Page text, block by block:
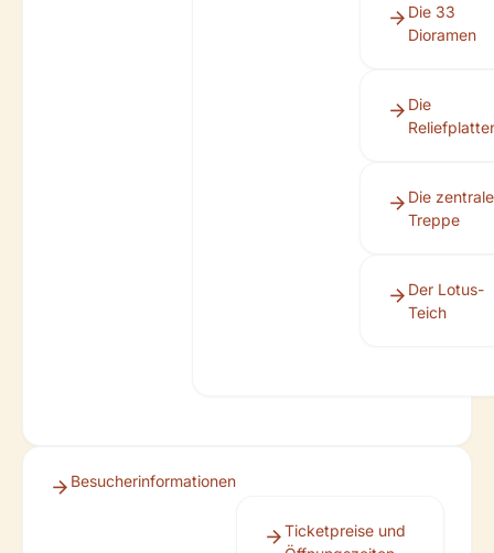
Die 33
Dioramen
Die
Die zentrale
Treppe
Der Lotus-
Teich
Besucherinformationen
Ticketpreise und